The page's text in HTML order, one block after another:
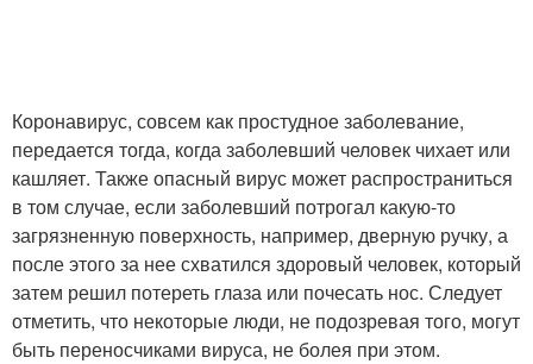
Коронавирус, совсем как простудное заболевание,
передается тогда, когда заболевший человек чихает или
кашляет. Также опасный вирус может распространиться
в том случае, если заболевший потрогал какую-то
загрязненную поверхность, например, дверную ручку, а
после этого за нее схватился здоровый человек, который
затем решил потереть глаза или почесать нос. Следует
отметить, что некоторые люди, не подозревая того, могут
быть переносчиками вируса, не болея при этом.